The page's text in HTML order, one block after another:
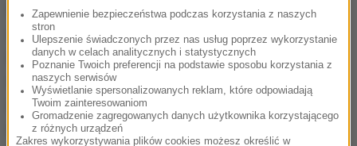
Prokuratorzy oczekują obecnie na uzupełniającą
opinię biegłych z Instytutu im. prof. dra J. Sehna w
Krakowie, która zostanie wydana w związku z
materiałem dowodowym przekazanym przez stronę
egipską oraz uzupełniającą opinię z zakresu
informatyki- stwierdziła Bialik.
Zapewnienie bezpieczeństwa podczas korzystania z naszych
stron
Ulepszenie świadczonych przez nas usług poprzez wykorzystanie
danych w celach analitycznych i statystycznych
Poznanie Twoich preferencji na podstawie sposobu korzystania z
naszych serwisów
Wyświetlanie spersonalizowanych reklam, które odpowiadają
Twoim zainteresowaniom
Gromadzenie zagregowanych danych użytkownika korzystającego
z różnych urządzeń
Zakres wykorzystywania plików cookies możesz określić w